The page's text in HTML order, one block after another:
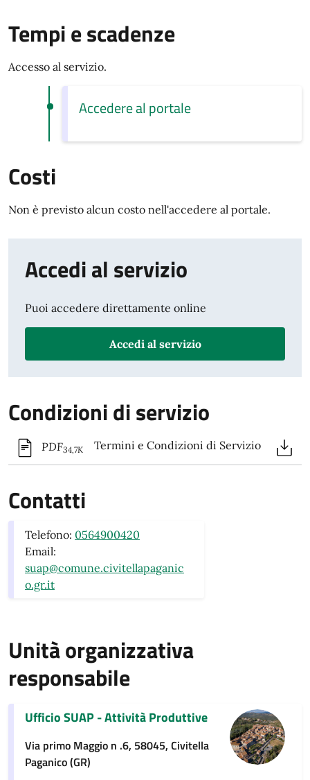
Tempi e scadenze
Accesso al servizio.
Accedere al portale
Costi
Non è previsto alcun costo nell'accedere al portale.
Accedi al servizio
Puoi accedere direttamente online
Accedi al servizio
Condizioni di servizio
PDF34,7K Termini e Condizioni di Servizio
Contatti
Telefono: 0564900420
Email:
suap@comune.civitellapaganic
o.gr.it
Unità organizzativa
responsabile
Ufficio SUAP - Attività Produttive
Via primo Maggio n .6, 58045, Civitella
Paganico (GR)